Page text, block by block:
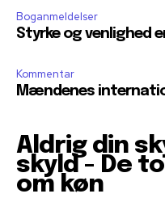
Boganmeldelser
Styrke og venlighed
Kommentar
Mændenes
Aldrig din
skyld - De
om køn